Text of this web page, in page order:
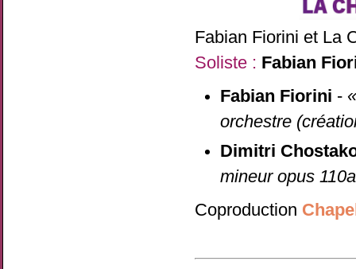
Fabian Fiorini et La
Soliste : Fabian
Fabian Fiorini -
orchestre
Dimitri
mineur opus
Coproduction